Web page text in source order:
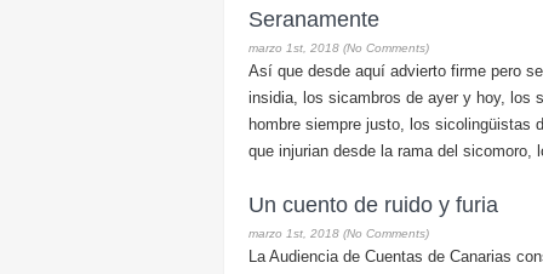
Seranamente
marzo 1st, 2018 (No Comments)
Así que desde aquí advierto firme pero
insidia, los sicambros de ayer y hoy, los
hombre siempre justo, los sicolingüistas
que injurian desde la rama del
Un cuento de ruido y furia
marzo 1st, 2018 (No Comments)
La Audiencia de Cuentas de Canarias